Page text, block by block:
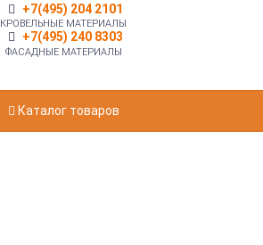
+7(495) 204 2101
КРОВЕЛЬНЫЕ МАТЕРИАЛЫ
+7(495) 240 8303
ФАСАДНЫЕ МАТЕРИАЛЫ
Каталог товаров